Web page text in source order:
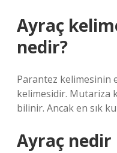
Ayraç
nedir?
Parantez kelimesinin
kelimesidir. Mutariza
bilinir. Ancak en sık
Ayraç